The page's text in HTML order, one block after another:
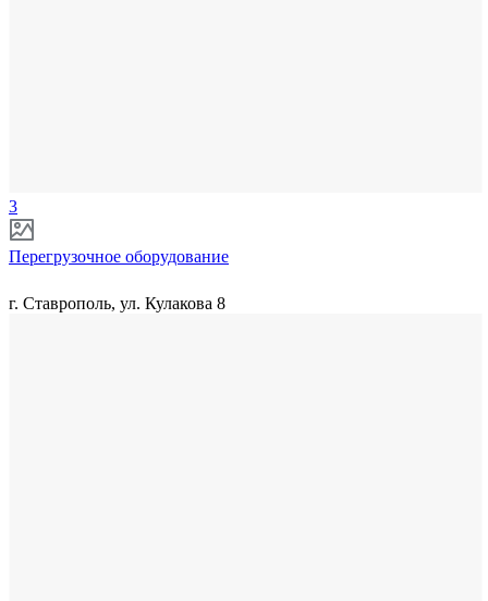
3
Перегрузочное оборудование
г. Ставрополь, ул. Кулакова 8